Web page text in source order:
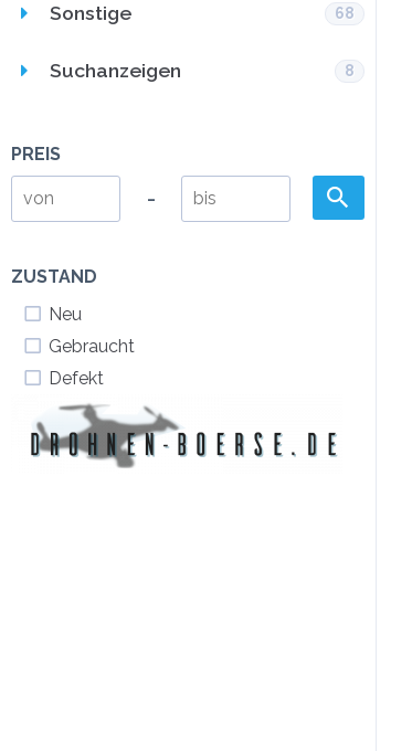
Sonstige 68
Suchanzeigen 8
PREIS
-
ZUSTAND
Neu
Gebraucht
Defekt